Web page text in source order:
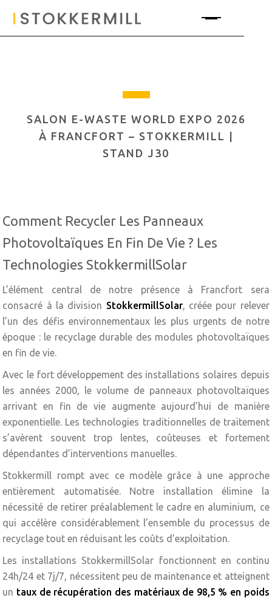
SALON E-WASTE WORLD EXPO 2026
À FRANCFORT – STOKKERMILL |
STAND J30
Comment Recycler Les Panneaux
Photovoltaïques En Fin De Vie ? Les
Technologies StokkermillSolar
L’élément central de notre présence à Francfort sera
consacré à la division StokkermillSolar, créée pour relever
l’un des défis environnementaux les plus urgents de notre
époque : le recyclage durable des modules photovoltaïques
en fin de vie.
Avec le fort développement des installations solaires depuis
les années 2000, le volume de panneaux photovoltaïques
arrivant en fin de vie augmente aujourd’hui de manière
exponentielle. Les technologies traditionnelles de traitement
s’avèrent souvent trop lentes, coûteuses et fortement
dépendantes d’interventions manuelles.
Stokkermill rompt avec ce modèle grâce à une approche
entièrement automatisée. Notre installation élimine la
nécessité de retirer préalablement le cadre en aluminium, ce
qui accélère considérablement l’ensemble du processus de
recyclage tout en réduisant les coûts d’exploitation.
Les installations StokkermillSolar fonctionnent en continu
24h/24 et 7j/7, nécessitent peu de maintenance et atteignent
un taux de récupération des matériaux de 98,5 % en poids